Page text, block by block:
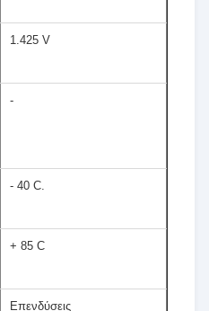
1.425 V
-
- 40 C.
+ 85 C
Επενδύσεις